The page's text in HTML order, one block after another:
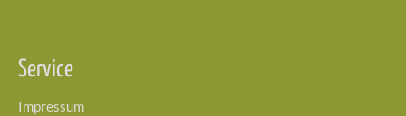
Service
Impressum